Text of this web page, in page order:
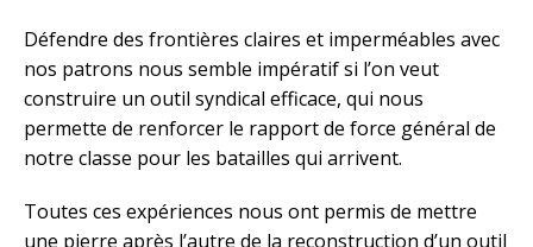
Défendre des frontières claires et imperméables avec
nos patrons nous semble impératif si l’on veut
construire un outil syndical efficace, qui nous
permette de renforcer le rapport de force général de
notre classe pour les batailles qui arrivent.
Toutes ces expériences nous ont permis de mettre
une pierre après l’autre de la reconstruction d’un outil